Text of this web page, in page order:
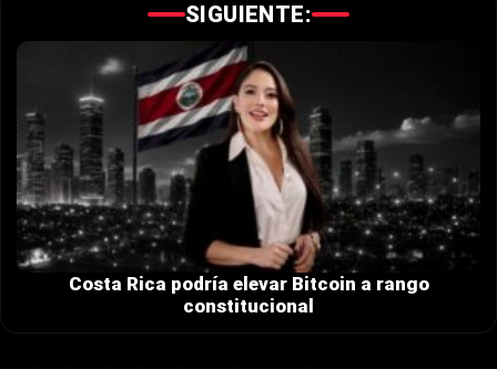
SIGUIENTE:
Costa Rica podría elevar Bitcoin a rango
constitucional